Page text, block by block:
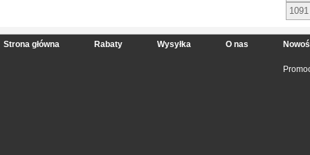
1091
Strona główna Rabaty Wysyłka O nas